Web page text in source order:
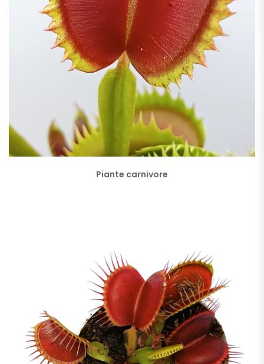
Piante carnivore